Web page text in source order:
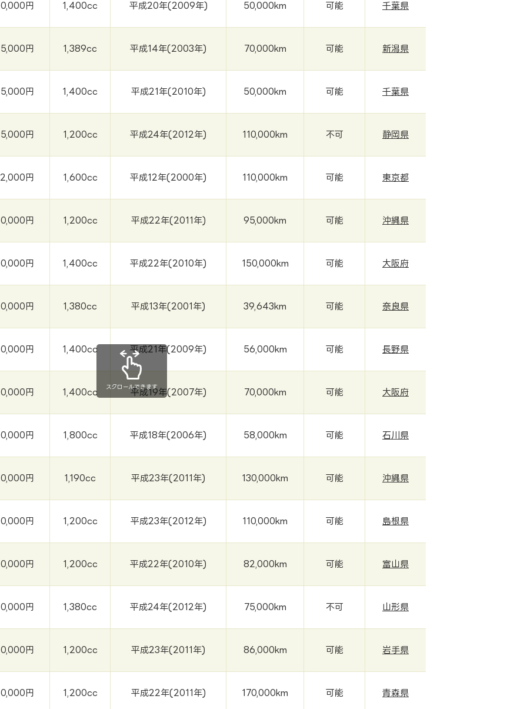
円 1,400cc 平成20年(2009年) 50,000km 可能 千葉県
円 1,389cc 平成14年(2003年) 70,000km 可能 新潟県
円 1,400cc 平成21年(2010年) 50,000km 可能 千葉県
円 1,200cc 平成24年(2012年) 110,000km 不可 静岡県
円 1,600cc 平成12年(2000年) 110,000km 可能 東京都
円 1,200cc 平成22年(2011年) 95,000km 可能 沖縄県
円 1,400cc 平成22年(2010年) 150,000km 可能 大阪府
円 1,380cc 平成13年(2001年) 39,643km 可能 奈良県
円 1,400cc 平成21年(2009年) 56,000km 可能 長野県
円 1,400cc 平成19年(2007年) 70,000km 可能 大阪府
円 1,800cc 平成18年(2006年) 58,000km 可能 石川県
円 1,190cc 平成23年(2011年) 130,000km 可能 沖縄県
円 1,200cc 平成23年(2012年) 110,000km 可能 島根県
円 1,200cc 平成22年(2010年) 82,000km 可能 富山県
円 1,380cc 平成24年(2012年) 75,000km 不可 山形県
円 1,200cc 平成23年(2011年) 86,000km 可能 岩手県
円 1,200cc 平成22年(2011年) 170,000km 可能 青森県
スクロールできます